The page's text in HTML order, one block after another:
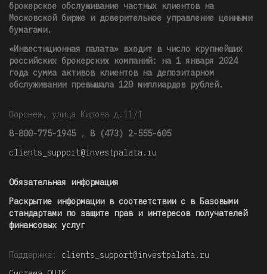
брокерское обслуживание частных клиентов на
Московской бирже и доверительное управление ценными
бумагами.
«Инвестиционная палата» входит в число крупнейших
российских брокерских компаний: на 1 января 2024
года сумма активов клиентов на депозитарном
обслуживании превышала 120 миллиардов рублей.
Воронеж, улица Кирова д.11/1
8-800-775-1945 , 8 (473) 2-555-605
clients_support@investpalata.ru
Обязательная информация
Раскрытие информации в соответствии с в Базовыми
стандартами по защите прав и интересов получателей
финансовых услуг
Поддержка: clients_support@investpalata.ru